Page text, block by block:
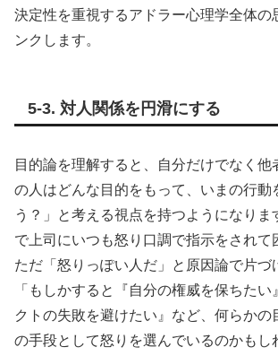
決定性を重視するアドラー心理学全体の
ンクします。
5-3. 対人関係を円滑にする
目的論を理解すると、自分だけでなく他
の人はどんな目的をもって、いまの行動
う？」と考える視点を持つようになりま
で上司にいつも怒り口調で指示をされて
ただ「怒りっぽい人だ」と原因論で片づ
「もしかすると『自分の権威を保ちたい
クトの失敗を避けたい』など、何らかの
の手段として怒りを選んでいるのかもし